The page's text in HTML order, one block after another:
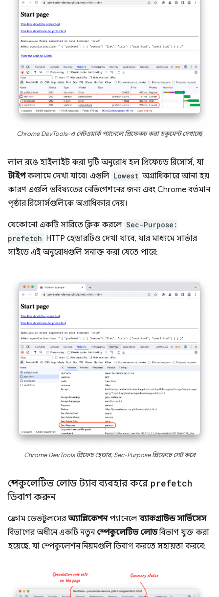
Chrome DevTools-এ নেটওয়ার্ক প্যানেলে প্রিফেকচ করা ডকুমেন্ট দেখাচ্ছে
লাল রঙে হাইলাইট করা দুটি অনুরোধ হল প্রিফেচড রিসোর্স, যা
টাইপকলামে দেখা যাবে। এগুলি Lowest অগ্রাধিকারে আনা হয়
কারণ এগুলি ভবিষ্যতের নেভিগেশনের জন্য এবং Chrome বর্তমান
পৃষ্ঠার রিসোর্সগুলিকে অগ্রাধিকার দেয়।
যেকোনো একটি সারিতে ক্লিক করলে Sec-Purpose:
prefetch HTTP হেডারটিও দেখা যাবে, যার মাধ্যমে সার্ভার
সাইডে এই অনুরোধগুলি সনাক্ত করা যেতে পারে:
Chrome DevTools প্রিফেচ হেডার, Sec-Purpose প্রিফেচে সেট করে
স্পেকুলেটিভ লোড ট্যাব ব্যবহার করে prefetch
ডিবাগ করুন
ক্রোম ডেভটুলসেরঅ্যাপ্লিকেশনপ্যানেলে ব্যাকগ্রাউন্ড সার্ভিসেস
বিভাগের অধীনে একটি নতুন স্পেকুলেটিভ লোডবিভাগ যুক্ত করা
হয়েছে, যা স্পেকুলেশন নিয়মগুলি ডিবাগ করতে সহায়তা করবে: